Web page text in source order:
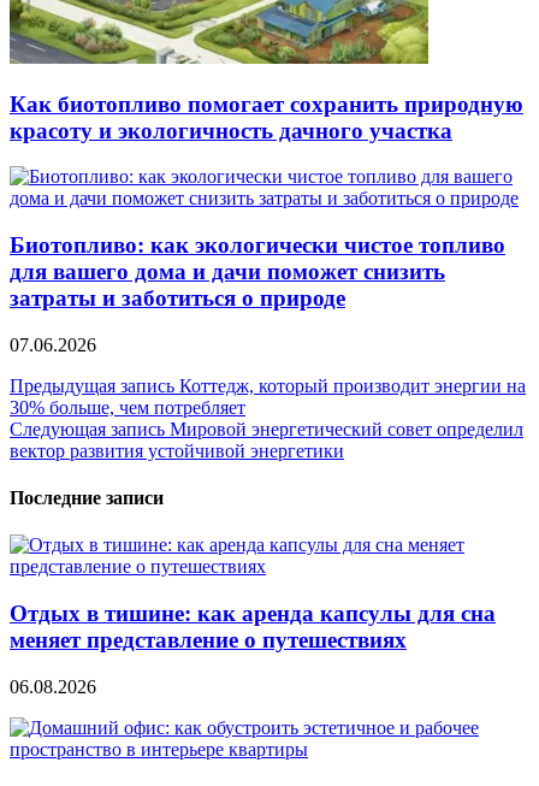
Как биотопливо помогает сохранить природную
красоту и экологичность дачного участка
Биотопливо: как экологически чистое топливо
для вашего дома и дачи поможет снизить
затраты и заботиться о природе
07.06.2026
Навигация
по
записям
Предыдущая запись Коттедж, который производит энергии на
30% больше, чем потребляет
Следующая запись Мировой энергетический совет определил
вектор развития устойчивой энергетики
Последние записи
Отдых в тишине: как аренда капсулы для сна
меняет представление о путешествиях
06.08.2026